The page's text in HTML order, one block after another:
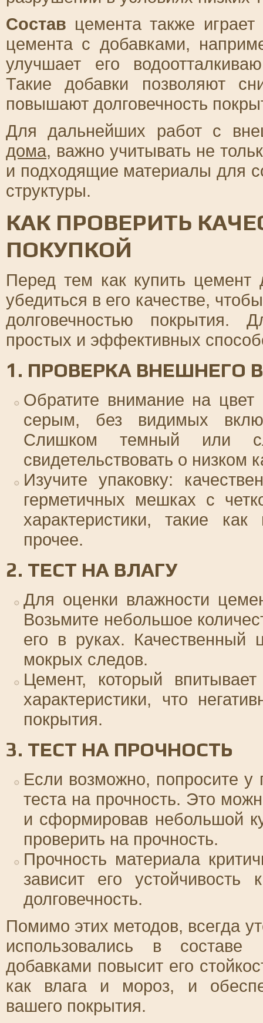
Состав цемента также
цемента с добавками,
улучшает его
Такие добавки позволяют
повышают долговечность
Для дальнейших работ с
дома, важно учитывать не
и подходящие материалы для
структуры.
КАК ПРОВЕРИТЬ
ПОКУПКОЙ
Перед тем как купить
убедиться в его качестве,
долговечностью покрытия.
простых и эффективных
1. ПРОВЕРКА ВНЕШНЕГО
Обратите внимание на
серым, без видимых
Слишком темный или
свидетельствовать о низком
Изучите упаковку:
герметичных мешках с
характеристики, такие
прочее.
2. ТЕСТ НА ВЛАГУ
Для оценки влажности
Возьмите небольшое
его в руках. Качественный
мокрых следов.
Цемент, который
характеристики, что
покрытия.
3. ТЕСТ НА ПРОЧНОСТЬ
Если возможно, попросите у
теста на прочность. Это
и сформировав небольшой
проверить на прочность.
Прочность материала
зависит его
долговечность.
Помимо этих методов, всегда
использовались в
добавками повысит его
как влага и мороз, и
вашего покрытия.